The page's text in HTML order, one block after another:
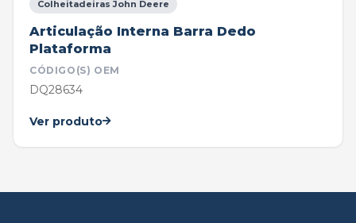
Colheitadeiras John Deere
Articulação Interna Barra Dedo
Plataforma
CÓDIGO(S) OEM
DQ28634
Ver produto